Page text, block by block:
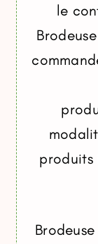
le
produits